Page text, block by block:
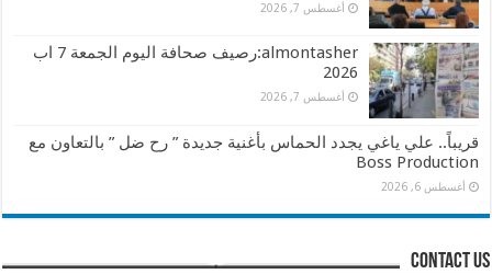
أغسطس 7, 2026
almontasher:رصيف صحافة اليوم الجمعة 7 اب
2026
أغسطس 7, 2026
قريباً.. علي ياغي يجدد الحماس بأغنية جديدة ” رح ضل ” بالتعاون مع
Boss Production
أغسطس 6, 2026
contact us